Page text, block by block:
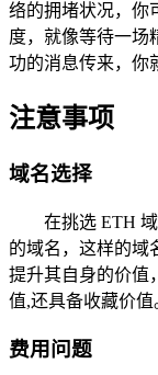
络的拥堵状况，你
度，就像等待一场
功的消息传来，你
注意事项
域名选择
在挑选 ETH
的域名，这样的域
提升其自身的价值
值,还具备收藏价值
费用问题